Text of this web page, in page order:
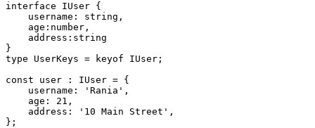
interface IUser {
    username: string,
    age:number,
    address:string
}
type UserKeys = keyof IUser;
const user : IUser = {
    username: 'Rania',
    age: 21,
    address: '10 Main Street',
};